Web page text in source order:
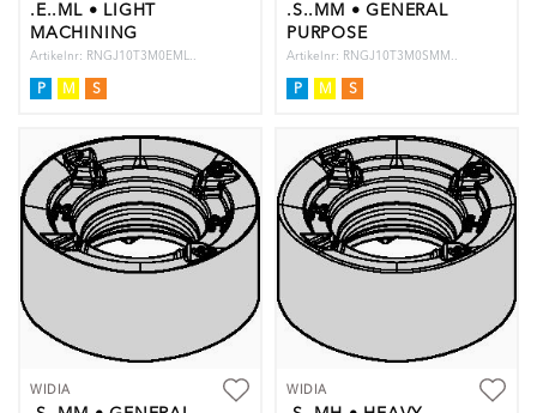
.E..ML • LIGHT
MACHINING
Artikelnr: RNGJ10T3M0EML..
P M S
.S..MM • GENERAL
PURPOSE
Artikelnr: RNGJ10T3M0SMM..
P M S
WIDIA WIDIA